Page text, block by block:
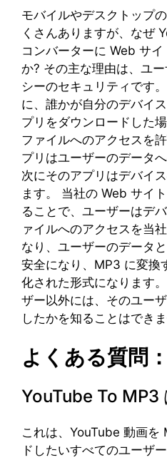
モバイルやデスクトップ
くさんありますが、なぜ
コンバーターに Web サ
か? その主な理由は、ユ
シーのセキュリティです
に、誰かが自分のデバイ
プリをダウンロードした
ファイルへのアクセスを
プリはユーザーのデータ
次にそのアプリはデバイ
ます。 当社の Web サイ
ることで、ユーザーはデ
ァイルへのアクセスを当
なり、ユーザーのデータ
安全になり、MP3 に変換
化された形式になります
ザー以外には、そのユー
したかを知ることはできま
よくある質問：
YouTube To MP3
これは、YouTube 動画を
ドしたいすべてのユーザ